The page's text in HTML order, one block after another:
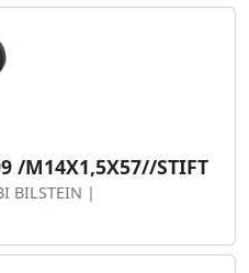
/M14X1,5X57//STIFT
BILSTEIN |